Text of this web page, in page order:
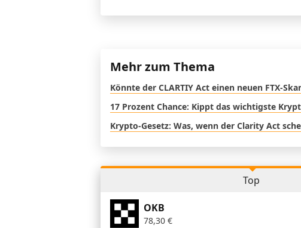
Mehr zum Thema
Könnte der CLARTIY Act einen neuen FTX-
17 Prozent Chance: Kippt das wichtigste
Krypto-Gesetz: Was, wenn der Clarity Act
Top
OKB
78,30 €